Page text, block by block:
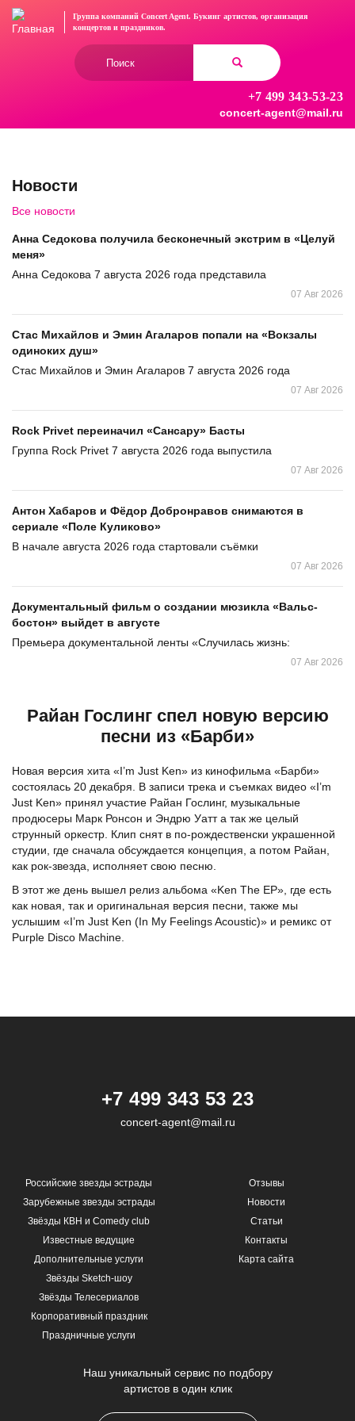
Перейти
Группа компаний Concert Agent. Букинг артистов, организация
концертови праздников.
+7 499 343-53-23
concert-agent@mail.ru
Новости
Все новости
Анна Седокова получила бесконечный экстрим в «Целуй
меня»
Анна Седокова 7 августа 2026 года представила
07 Авг 2026
Стас Михайлов и Эмин Агаларов попали на «Вокзалы
одиноких душ»
Стас Михайлов и Эмин Агаларов 7 августа 2026 года
07 Авг 2026
Rock Privet переиначил «Сансару» Басты
Группа Rock Privet 7 августа 2026 года выпустила
07 Авг 2026
Антон Хабаров и Фёдор Добронравов снимаются в
сериале «Поле Куликово»
В начале августа 2026 года стартовали съёмки
07 Авг 2026
Документальный фильм о создании мюзикла «Вальс-
бостон» выйдет в августе
Премьера документальной ленты «Случилась жизнь:
07 Авг 2026
Райан Гослинг спел новую версию
песни из «Барби»
Новая версия хита «I’m Just Ken» из кинофильма «Барби»
состоялась 20 декабря. В записи трека и съемках видео «I’m
Just Ken» принял участие Райан Гослинг, музыкальные
продюсеры Марк Ронсон и Эндрю Уатт а так же целый
струнный оркестр. Клип снят в по-рождественски украшенной
студии, где сначала обсуждается концепция, а потом Райан,
как рок-звезда, исполняет свою песню.
В этот же день вышел релиз альбома «Ken The EP», где есть
как новая, так и оригинальная версия песни, также мы
услышим «I’m Just Ken (In My Feelings Acoustic)» и ремикс от
Purple Disco Machine.
+7 499 343 53 23
concert-agent@mail.ru
Российские звезды эстрады
Зарубежные звезды эстрады
Звёзды КВН и Comedy club
Известные ведущие
Дополнительные услуги
Звёзды Sketch-шоу
Звёзды Телесериалов
Корпоративный праздник
Праздничные услуги
Отзывы
Новости
Статьи
Контакты
Карта сайта
Наш уникальный сервис по подбору
артистов в один клик